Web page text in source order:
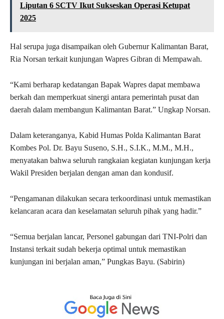
Liputan 6 SCTV Ikut Sukseskan Operasi Ketupat
2025
Hal serupa juga disampaikan oleh Gubernur Kalimantan Barat,
Ria Norsan terkait kunjungan Wapres Gibran di Mempawah.
“Kami berharap kedatangan Bapak Wapres dapat membawa
berkah dan memperkuat sinergi antara pemerintah pusat dan
daerah dalam membangun Kalimantan Barat.” Ungkap Norsan.
Dalam keteranganya, Kabid Humas Polda Kalimantan Barat
Kombes Pol. Dr. Bayu Suseno, S.H., S.I.K., M.M., M.H.,
menyatakan bahwa seluruh rangkaian kegiatan kunjungan kerja
Wakil Presiden berjalan dengan aman dan kondusif.
“Pengamanan dilakukan secara terkoordinasi untuk memastikan
kelancaran acara dan keselamatan seluruh pihak yang hadir.”
“Semua berjalan lancar, Personel gabungan dari TNI-Polri dan
Instansi terkait sudah bekerja optimal untuk memastikan
kunjungan ini berjalan aman,” Pungkas Bayu. (Sabirin)